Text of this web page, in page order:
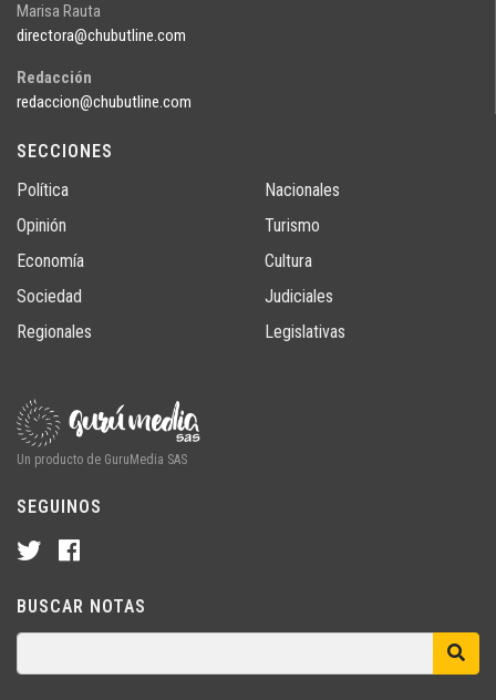
Marisa Rauta
directora@chubutline.com
Redacción
redaccion@chubutline.com
SECCIONES
Política
Opinión
Economía
Sociedad
Regionales
Nacionales
Turismo
Cultura
Judiciales
Legislativas
Un producto de GuruMedia SAS
SEGUINOS
BUSCAR NOTAS